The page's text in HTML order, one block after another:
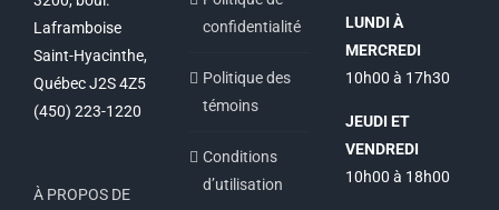
Laframboise
Saint-Hyacinthe,
Québec J2S 4Z5
(450) 223-1220
À PROPOS DE
confidentialité
Politique des
témoins
Conditions
d’utilisation
LUNDI À
MERCREDI
10h00 à 17h30
JEUDI ET
VENDREDI
10h00 à 18h00